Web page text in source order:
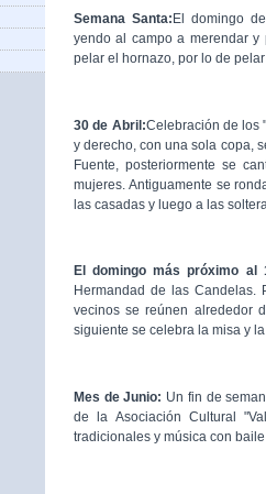
Semana Santa: El domingo
yendo al campo a merendar
pelar el hornazo, por lo de
30 de Abril:Celebración de los
y derecho, con una sola copa,
Fuente, posteriormente se
mujeres. Antiguamente se
las casadas y luego a las
El domingo más próximo
Hermandad de las
vecinos se reúnen alrededor
siguiente se celebra la misa y
Mes de Junio: Un fin de
de la Asociación Cultural
tradicionales y música con